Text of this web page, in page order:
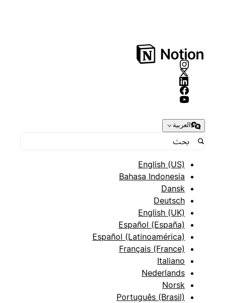
العربية
English (US)
Bahasa Indonesia
Dansk
Deutsch
English (UK)
Español (España)
Español (Latinoamérica)
Français (France)
Italiano
Nederlands
Norsk
Português (Brasil)